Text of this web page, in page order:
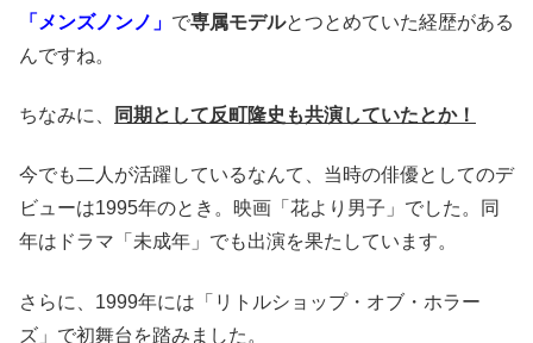
「メンズノンノ」 で専属モデルとつとめていた経歴がある
んですね。
ちなみに、 同期として反町隆史も共演していたとか！
今でも二人が活躍しているなんて、当時の俳優としてのデ
ビューは1995年のとき。映画「花より男子」でした。同
年はドラマ「未成年」でも出演を果たしています。
さらに、1999年には「リトルショップ・オブ・ホラー
ズ」で初舞台を踏みました。